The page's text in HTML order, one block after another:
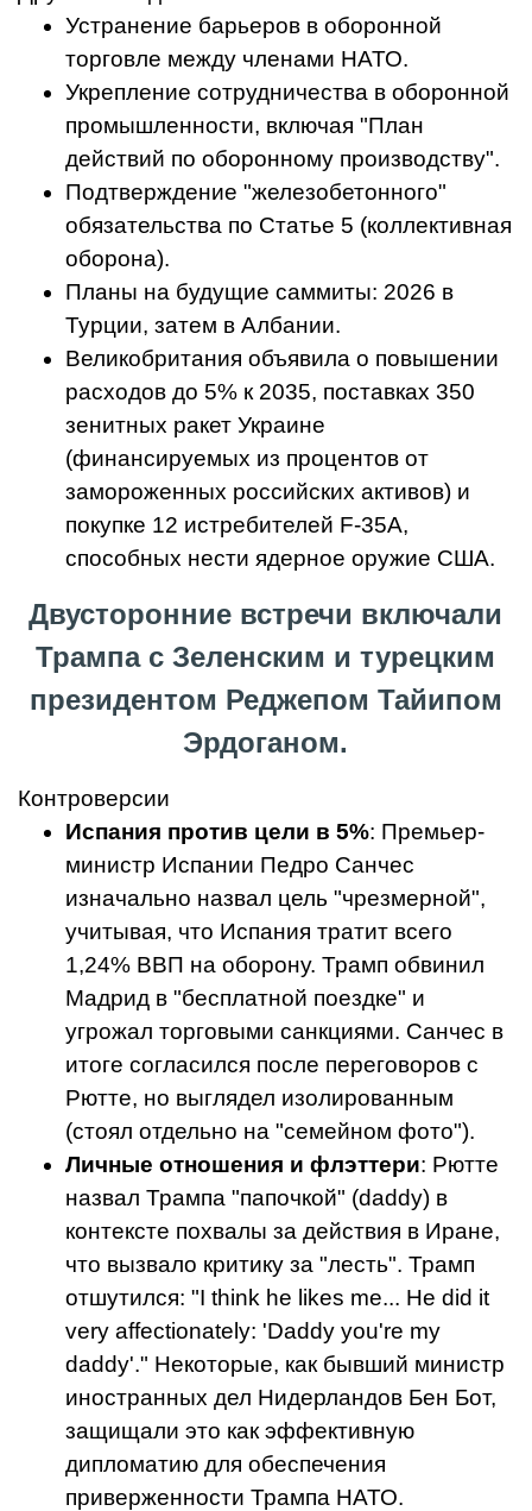
Устранение барьеров в оборонной
торговле между членами НАТО.
Укрепление сотрудничества в оборонной
промышленности, включая "План
действий по оборонному производству".
Подтверждение "железобетонного"
обязательства по Статье 5 (коллективная
оборона).
Планы на будущие саммиты: 2026 в
Турции, затем в Албании.
Великобритания объявила о повышении
расходов до 5% к 2035, поставках 350
зенитных ракет Украине
(финансируемых из процентов от
замороженных российских активов) и
покупке 12 истребителей F-35A,
способных нести ядерное оружие США.
Двусторонние встречи включали
Трампа с Зеленским и турецким
президентом Реджепом Тайипом
Эрдоганом.
Контроверсии
Испания против цели в 5%: Премьер-
министр Испании Педро Санчес
изначально назвал цель "чрезмерной",
учитывая, что Испания тратит всего
1,24% ВВП на оборону. Трамп обвинил
Мадрид в "бесплатной поездке" и
угрожал торговыми санкциями. Санчес в
итоге согласился после переговоров с
Рютте, но выглядел изолированным
(стоял отдельно на "семейном фото").
Личные отношения и флэттери: Рютте
назвал Трампа "папочкой" (daddy) в
контексте похвалы за действия в Иране,
что вызвало критику за "лесть". Трамп
отшутился: "I think he likes me... He did it
very affectionately: 'Daddy you're my
daddy'." Некоторые, как бывший министр
иностранных дел Нидерландов Бен Бот,
защищали это как эффективную
дипломатию для обеспечения
приверженности Трампа НАТО.